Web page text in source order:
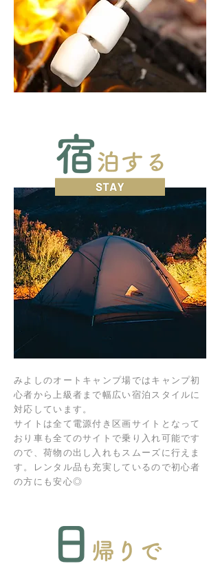
みよしのオートキャンプ場ではキャンプ初
心者から上級者まで幅広い宿泊スタイルに
対応しています。
サイトは全て電源付き区画サイトとなって
おり車も全てのサイトで乗り入れ可能です
ので、荷物の出し入れもスムーズに行えま
す。レンタル品も充実しているので初心者
の方にも安心◎